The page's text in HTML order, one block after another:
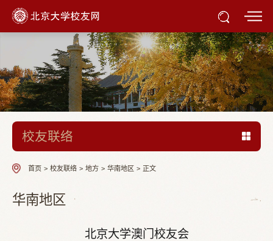
校友联络
首页 > 校友联络 > 地方 > 华南地区 > 正文
华南地区
北京大学澳门校友会